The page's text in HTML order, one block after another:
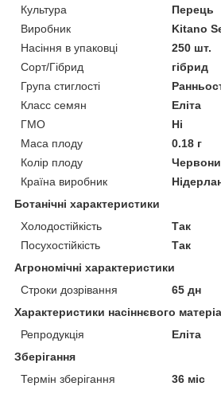
Культура
Перець
Виробник
Kitano
Насіння в упаковці
250 шт.
Сорт/Гібрид
гібрид
Група стиглості
Класс семян
Еліта
ГМО
Ні
Маса плоду
0.18 г
Колір плоду
Країна виробник
Ботанічні характеристики
Холодостійкість
Так
Посухостійкість
Так
Агрономічні характеристики
Строки дозрівання
65 дн
Характеристики насіннєвого
Репродукція
Еліта
Зберігання
Термін зберігання
36 міс